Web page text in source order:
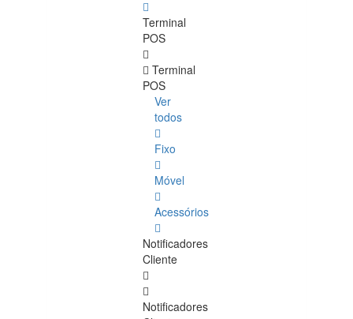
Terminal
POS
Terminal
POS
Ver
todos
Fixo
Móvel
Acessórios
Notificadores
Cliente
Notificadores